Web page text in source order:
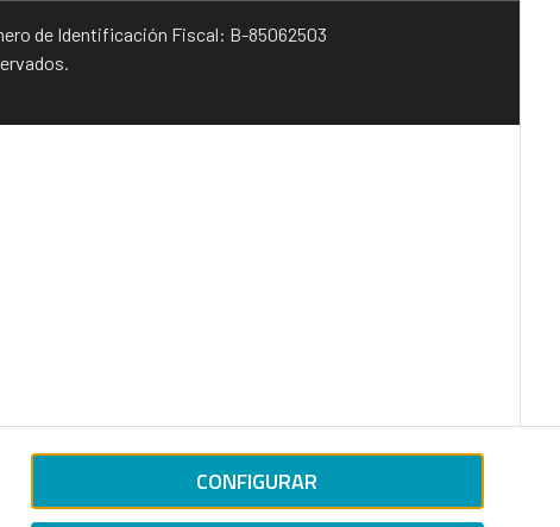
CONFIGURAR
de Identificación Fiscal: B-85062503